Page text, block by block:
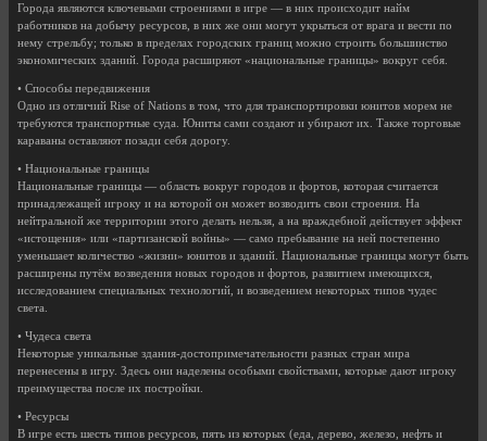
Города являются ключевыми строениями в игре — в них происходит найм
работников на добычу ресурсов, в них же они могут укрыться от врага и вести по
нему стрельбу; только в пределах городских границ можно строить большинство
экономических зданий. Города расширяют «национальные границы» вокруг себя.
• Способы передвижения
Одно из отличий Rise of Nations в том, что для транспортировки юнитов морем не
требуются транспортные суда. Юниты сами создают и убирают их. Также торговые
караваны оставляют позади себя дорогу.
• Национальные границы
Национальные границы — область вокруг городов и фортов, которая считается
принадлежащей игроку и на которой он может возводить свои строения. На
нейтральной же территории этого делать нельзя, а на враждебной действует эффект
«истощения» или «партизанской войны» — само пребывание на ней постепенно
уменьшает количество «жизни» юнитов и зданий. Национальные границы могут быть
расширены путём возведения новых городов и фортов, развитием имеющихся,
исследованием специальных технологий, и возведением некоторых типов чудес
света.
• Чудеса света
Некоторые уникальные здания-достопримечательности разных стран мира
перенесены в игру. Здесь они наделены особыми свойствами, которые дают игроку
преимущества после их постройки.
• Ресурсы
В игре есть шесть типов ресурсов, пять из которых (еда, дерево, железо, нефть и